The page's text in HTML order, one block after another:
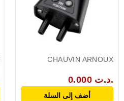
CHAUVIN ARNOUX
0.000 د.ت.
أضف إلى السلة